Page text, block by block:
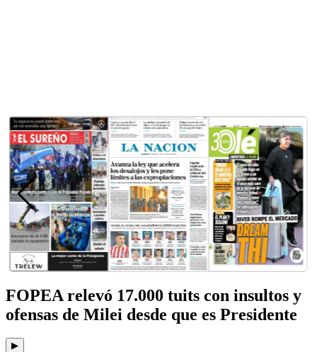
FOPEA relevó 17.000 tuits con insultos y
ofensas de Milei desde que es Presidente
▶